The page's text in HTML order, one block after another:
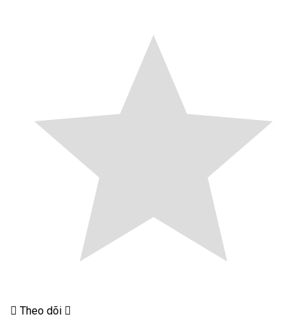
Theo dõi